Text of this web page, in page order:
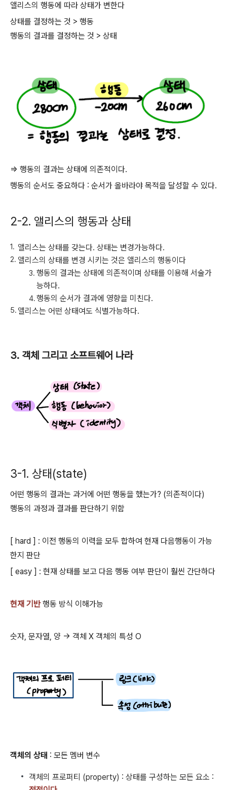
앨리스의 행동에 따라 상태가 변한다
상태를 결정하는 것 > 행동
행동의 결과를 결정하는 것 > 상태
=> 행동의 결과는 상태에 의존적이다.
행동의 순서도 중요하다 : 순서가 올바라야 목적을 달성할 수 있다.
2-2. 앨리스의 행동과 상태
앨리스는 상태를 갖는다. 상태는 변경가능하다.
앨리스의 상태를 변경 시키는 것은 앨리스의 행동이다
행동의 결과는 상태에 의존적이며 상태를 이용해 서술가
능하다.
행동의 순서가 결과에 영향을 미친다.
앨리스는 어떤 상태여도 식별가능하다.
3. 객체 그리고 소프트웨어 나라
3-1. 상태(state)
어떤 행동의 결과는 과거에 어떤 행동을 했는가? (의존적이다)
행동의 과정과 결과를 판단하기 위함
[ hard ] : 이전 행동의 이력을 모두 합하여 현재 다음행동이 가능
한지 판단
[ easy ] : 현재 상태를 보고 다음 행동 여부 판단이 훨씬 간단하다
현재 기반행동 방식 이해가능
숫자, 문자열, 양 -> 객체 X 객체의 특성 O
객체의 상태 : 모든 멤버 변수
객체의 프로퍼티 (property) : 상태를 구성하는 모든 요소 :